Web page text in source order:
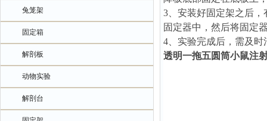
兔笼架
固定箱
解剖板
动物实验
解剖台
3、 安装好固定架之后，
固定器中，然后将固定
4、 实验完成后，需及
透明一拖五圆筒小鼠注